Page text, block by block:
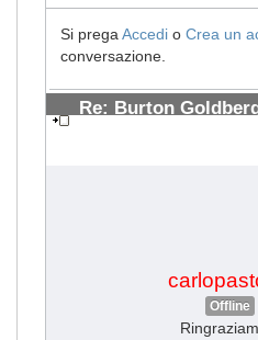
Si prega Accedi o Crea un
conversazione.
Re: Burton
Offline